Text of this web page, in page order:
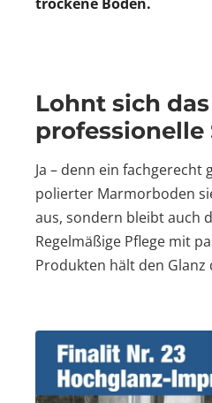
Lohnt sich das
professionelle
Ja – denn ein fachgerecht
polierter Marmorboden
aus, sondern bleibt auch
Regelmäßige Pflege mit
Produkten hält den